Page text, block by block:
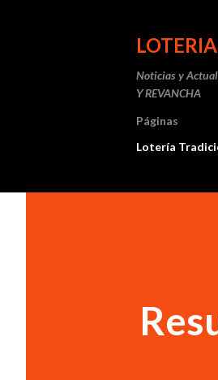
Noticias y
Y REVANCHA
Páginas
Lotería